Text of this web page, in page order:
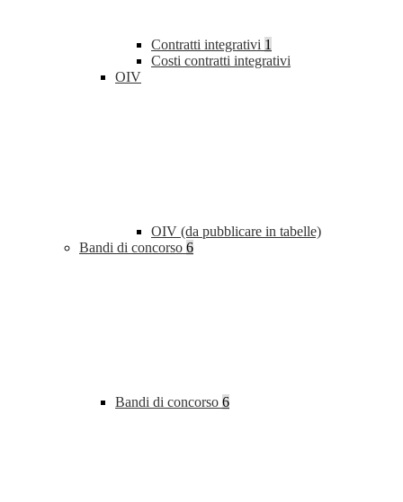
Contratti integrativi 1
Costi contratti integrativi
OIV
OIV (da pubblicare in tabelle)
Bandi di concorso 6
Bandi di concorso 6